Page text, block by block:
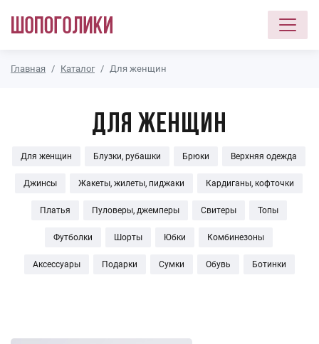
Главная Каталог Для женщин
Для женщин
Для женщин Блузки, рубашки Брюки Верхняя одежда
Джинсы Жакеты, жилеты, пиджаки Кардиганы, кофточки
Платья Пуловеры, джемперы Свитеры Топы
Футболки Шорты Юбки Комбинезоны
Аксессуары Подарки Сумки Обувь Ботинки